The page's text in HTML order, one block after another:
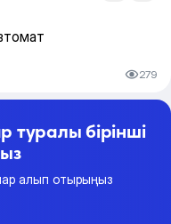
279
бірінші
алып отырыңыз